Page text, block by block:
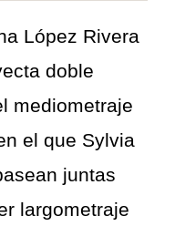
López Rivera
doble
mediometraje
el que Sylvia
juntas
largometraje